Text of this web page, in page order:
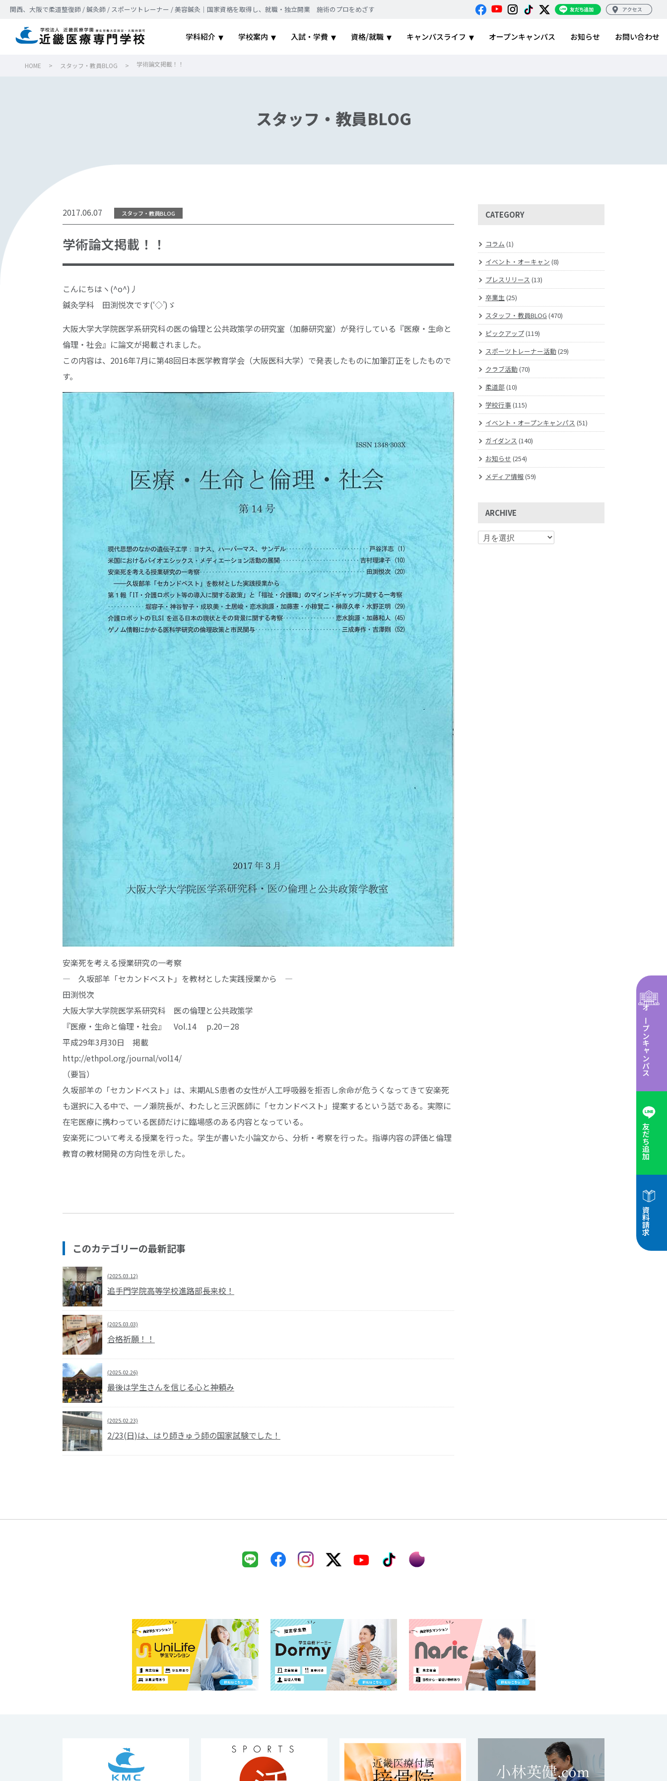
関西、大阪で柔道整復師 / 鍼灸師 / スポーツトレーナー / 美容鍼灸｜国家資格を取得し、就職・独立開業 施術のプロをめざす
学科紹介 学校案内 入試・学費 資格/就職 キャンパスライフ オープンキャンパス お知らせ お問い合わせ
オープンキャンパス
友だち追加
資料請求
HOME > スタッフ・教員BLOG > 学術論文掲載！！
スタッフ・教員BLOG
2017.06.07 スタッフ・教員BLOG
学術論文掲載！！
こんにちはヽ(^o^)丿
鍼灸学科 田渕悦次です(‘◇’)ゞ
大阪大学大学院医学系研究科の医の倫理と公共政策学の研究室（加藤研究室）が発行している『医療・生命と
倫理・社会』に論文が掲載されました。
この内容は、2016年7月に第48回日本医学教育学会（大阪医科大学）で発表したものに加筆訂正をしたもので
す。
安楽死を考える授業研究の一考察
― 久坂部羊「セカンドベスト」を教材とした実践授業から ―
田渕悦次
大阪大学大学院医学系研究科 医の倫理と公共政策学
『医療・生命と倫理・社会』 Vol.14 p.20－28
平成29年3月30日 掲載
http://ethpol.org/journal/vol14/
（要旨）
久坂部羊の「セカンドベスト」は、末期ALS患者の女性が人工呼吸器を拒否し余命が危うくなってきて安楽死
も選択に入る中で、一ノ瀬院長が、わたしと三沢医師に「セカンドベスト」提案するという話である。実際に
在宅医療に携わっている医師だけに臨場感のある内容となっている。
安楽死について考える授業を行った。学生が書いた小論文から、分析・考察を行った。指導内容の評価と倫理
教育の教材開発の方向性を示した。
このカテゴリーの最新記事
(2025.03.12)
追手門学院高等学校進路部長来校！
(2025.03.03)
合格祈願！！
(2025.02.26)
最後は学生さんを信じる心と神頼み
(2025.02.23)
2/23(日)は、はり師きゅう師の国家試験でした！
CATEGORY
コラム (1)
イベント・オーキャン (8)
プレスリリース (13)
卒業生(25)
スタッフ・教員BLOG (470)
ピックアップ(119)
スポーツトレーナー活動(29)
クラブ活動(70)
柔道部 (10)
学校行事(115)
イベント・オープンキャンパス (51)
ガイダンス (140)
お知らせ (254)
メディア情報(59)
ARCHIVE